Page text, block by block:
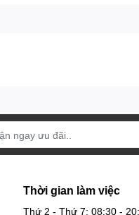
Thời gian làm việc
Thứ 2 - Thứ 7: 08:30 -